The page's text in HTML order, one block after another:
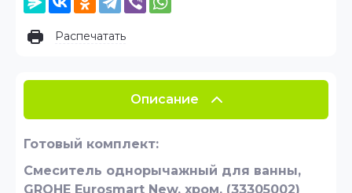
Распечатать
Описание
Готовый комплект:
Смеситель однорычажный для ванны,
GROHE Eurosmart New, хром, (33305002)